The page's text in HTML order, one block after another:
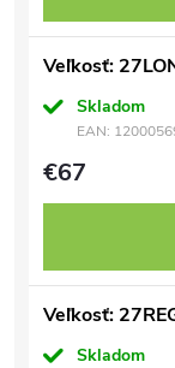
Veľkosť:
Skladom
EAN:
€67
Veľkosť:
Skladom